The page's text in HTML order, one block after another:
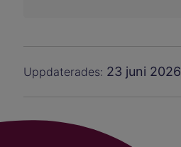
Uppdaterades: 23 juni 2026